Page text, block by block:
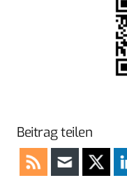
Beitrag teilen